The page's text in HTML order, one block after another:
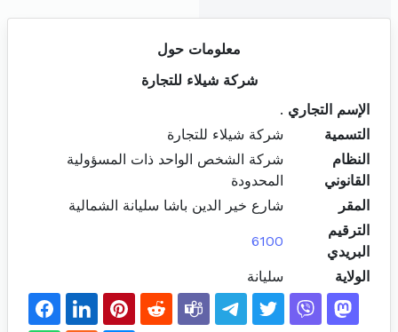
معلومات حول
شركة شيلاء للتجارة
الإسم التجاري .
التسمية
شركة شيلاء للتجارة
النظام
القانوني
شركة الشخص الواحد ذات المسؤولية
المحدودة
المقر
شارع خير الدين باشا سليانة الشمالية
الترقيم
البريدي
6100
الولاية سليانة